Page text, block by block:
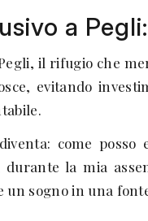
a
il rifugio che
evitando
come
la mia
sogno in una